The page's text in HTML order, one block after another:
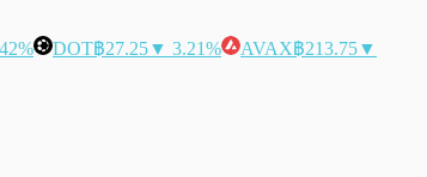
DOT฿27.25▼ 3.21% AVAX฿213.75▼